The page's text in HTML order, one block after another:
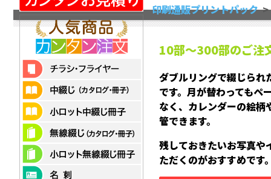
印刷通販プリントパック
10部～300部のご注
ダブルリングで綴じられ
です。月が替わってもペ
なく、カレンダーの絵柄
管できます。
残しておきたいお写真や
ただくのがおすすめです